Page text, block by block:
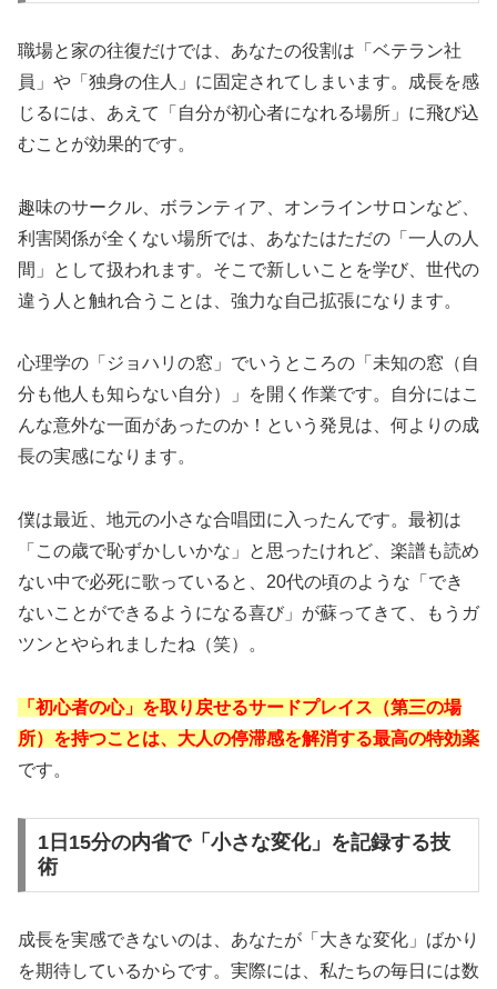
職場と家の往復だけでは、あなたの役割は「ベテラン社
員」や「独身の住人」に固定されてしまいます。成長を感
じるには、あえて
「自分が初心者になれる場所」 に飛び込
むことが効果的です。
趣味のサークル、ボランティア、オンラインサロンなど、
利害関係が全くない場所では、あなたはただの「一人の人
間」として扱われます。そこで新しいことを学び、世代の
違う人と触れ合うことは、強力な自己拡張になります。
心理学の「ジョハリの窓」でいうところの「未知の窓（自
分も他人も知らない自分）」を開く作業です。自分にはこ
んな意外な一面があったのか！という発見は、何よりの成
長の実感になります。
僕は最近、地元の小さな合唱団に入ったんです。最初は
「この歳で恥ずかしいかな」と思ったけれど、楽譜も読め
ない中で必死に歌っていると、20代の頃のような「でき
ないことができるようになる喜び」が蘇ってきて、もうガ
ツンとやられましたね（笑）。
「初心者の心」を取り戻せるサードプレイス（第三の場
所）を持つことは、大人の停滞感を解消する最高の特効薬
です。
1日15分の内省で「小さな変化」を記録する技
術
成長を実感できないのは、あなたが「大きな変化」ばかり
を期待しているからです。実際には、私たちの毎日には数